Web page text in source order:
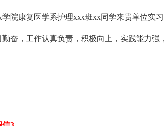
学院康复医学系护理xxx班xx同学来贵单位实习
勤奋，工作认真负责，积极向上，实践能力强